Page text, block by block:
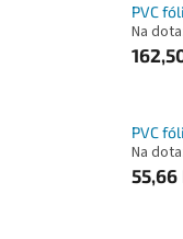
PVC
Na
PVC
Na
55,66